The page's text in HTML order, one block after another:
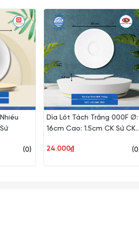
(0)
Dĩa Lót Tách Trắng 000F Ø:
16cm Cao: 1.5cm CK Sứ CK
24.000₫